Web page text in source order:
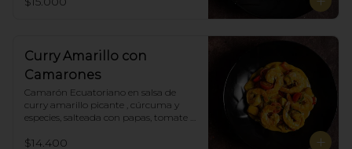
Curry Amarillo con
Camarones
Camarón Ecuatoriano en salsa de
curry amarillo picante , cúrcuma y
especies, salteada con papas, tomate
arroz blanco.
$14.400